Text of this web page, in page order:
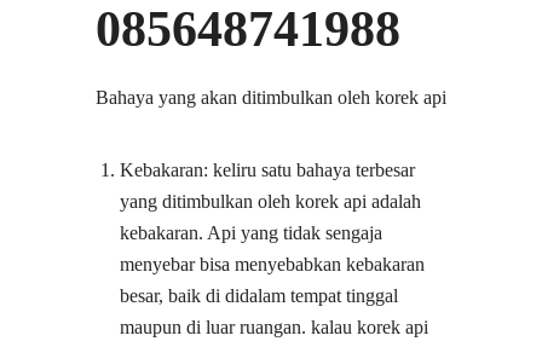
085648741988
Bahaya yang akan ditimbulkan oleh korek api
Kebakaran: keliru satu bahaya terbesar
yang ditimbulkan oleh korek api adalah
kebakaran. Api yang tidak sengaja
menyebar bisa menyebabkan kebakaran
besar, baik di didalam tempat tinggal
maupun di luar ruangan. kalau korek api